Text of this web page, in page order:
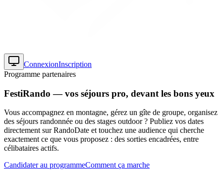
ConnexionInscription
Programme partenaires
FestiRando — vos séjours pro, devant les bons yeux
Vous accompagnez en montagne, gérez un gîte de groupe, organisez
des séjours randonnée ou des stages outdoor ? Publiez vos dates
directement sur RandoDate et touchez une audience qui cherche
exactement ce que vous proposez : des sorties encadrées, entre
célibataires actifs.
Candidater au programmeComment ça marche